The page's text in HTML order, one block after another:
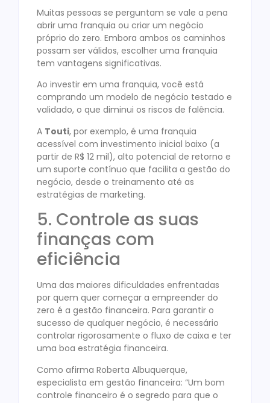
Muitas pessoas se perguntam se vale a pena
abrir uma franquia ou criar um negócio
próprio do zero. Embora ambos os caminhos
possam ser válidos, escolher uma franquia
tem vantagens significativas.
Ao investir em uma franquia, você está
comprando um modelo de negócio testado e
validado, o que diminui os riscos de falência.
A Touti, por exemplo, é uma franquia
acessível com investimento inicial baixo (a
partir de R$ 12 mil), alto potencial de retorno e
um suporte contínuo que facilita a gestão do
negócio, desde o treinamento até as
estratégias de marketing.
5. Controle as suas
finanças com
eficiência
Uma das maiores dificuldades enfrentadas
por quem quer começar a empreender do
zero é a gestão financeira. Para garantir o
sucesso de qualquer negócio, é necessário
controlar rigorosamente o fluxo de caixa e ter
uma boa estratégia financeira.
Como afirma Roberta Albuquerque,
especialista em gestão financeira: “Um bom
controle financeiro é o segredo para que o